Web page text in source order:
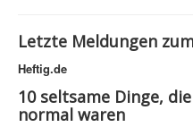
Letzte Meldungen
Heftig.de
10 seltsame Dinge,
normal waren